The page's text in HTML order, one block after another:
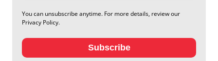
You can unsubscribe anytime. For more details, review our
Privacy Policy.
Subscribe